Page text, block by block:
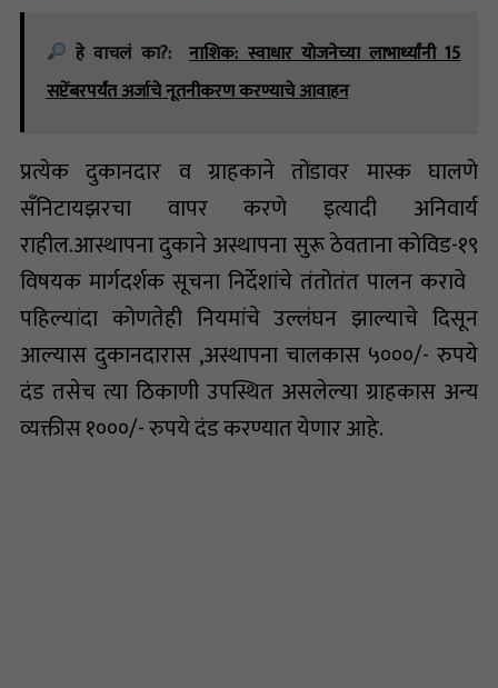
हे वाचलं का?:
नाशिक: स्वाधार योजनेच्या लाभार्थ्यांनी 15
सप्टेंबरपर्यंत अर्जाचे नूतनीकरण करण्याचे आवाहन
प्रत्येक दुकानदार व ग्राहकाने तोंडावर मास्क घालणे
सँनिटायझरचा वापर करणे इत्यादी अनिवार्य
राहील.आस्थापना दुकाने अस्थापना सुरू ठेवताना कोविड-१९
विषयक मार्गदर्शक सूचना निर्देशांचे तंतोतंत पालन करावे
पहिल्यांदा कोणतेही नियमांचे उल्लंघन झाल्याचे दिसून
आल्यास दुकानदारास ,अस्थापना चालकास ५०००/- रुपये
दंड तसेच त्या ठिकाणी उपस्थित असलेल्या ग्राहकास अन्य
व्यक्तीस १०००/- रुपये दंड करण्यात येणार आहे.